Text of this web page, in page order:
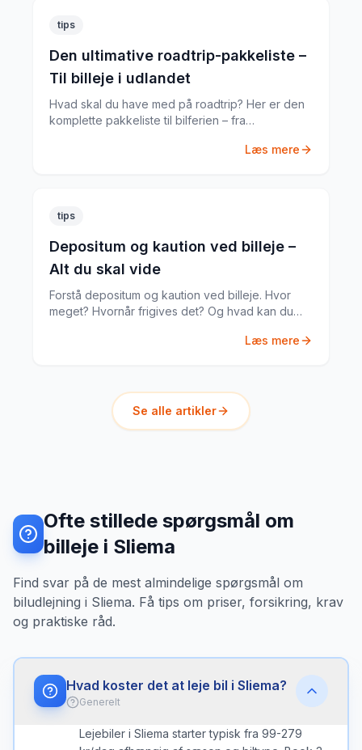
tips
Den ultimative roadtrip-pakkeliste –
Til billeje i udlandet
Hvad skal du have med på roadtrip? Her er den
komplette pakkeliste til bilferien – fra
Læs mere
tips
Depositum og kaution ved billeje –
Alt du skal vide
Forstå depositum og kaution ved billeje. Hvor
meget? Hvornår frigives det? Og hvad kan du
Læs mere
Se alle artikler
Ofte stillede spørgsmål om
billeje i Sliema
Find svar på de mest almindelige spørgsmål om
biludlejning i Sliema. Få tips om priser, forsikring, krav
og praktiske råd.
Hvad koster det at leje bil i Sliema?
Generelt
Lejebiler i Sliema starter typisk fra 99-279